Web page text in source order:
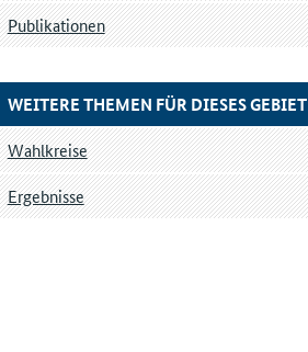
Publikationen
WEITERE THEMEN FÜR DIESES GEBIET
Wahlkreise
Ergebnisse